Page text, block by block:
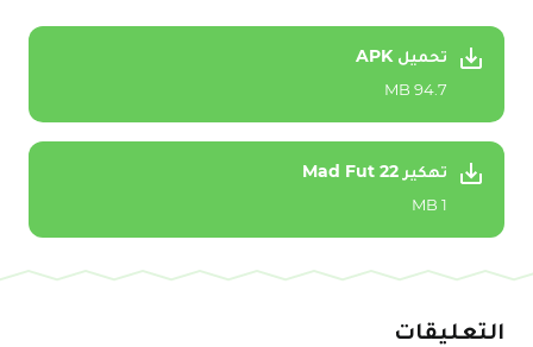
تحميل APK
94.7 MB
تهكير Mad Fut 22
1 MB
التعليقات